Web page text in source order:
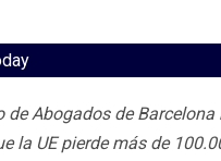
de Abogados de
la UE pierde más de